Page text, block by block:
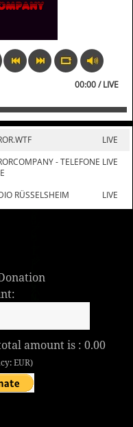
00:00 / LIVE
LIVE
LIVE
- TELEFONE
LIVE
RÜSSELSHEIM
amount is :0.00
EUR)